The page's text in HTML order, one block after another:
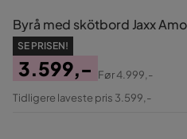
Byrå med skötbord Jaxx
SE PRISEN!
Pris
3.599,-
Original
Før4.999,-
Tidligere laveste pris 3.599,-